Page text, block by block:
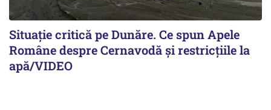
Situație critică pe Dunăre. Ce spun Apele
Române despre Cernavodă și restricțiile la
apă/VIDEO